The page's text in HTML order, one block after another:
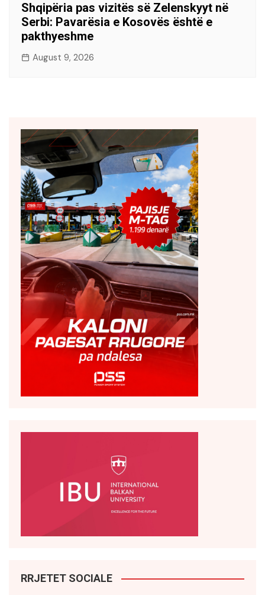
Shqipëria pas vizitës së Zelenskyyt në
Serbi: Pavarësia e Kosovës është e
pakthyeshme
August 9, 2026
RRJETET SOCIALE